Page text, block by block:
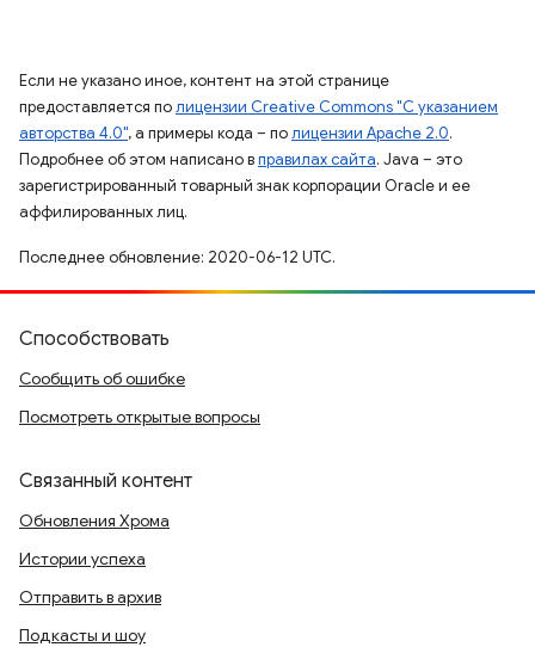
Если не указано иное, контент на этой странице
предоставляется полицензии Creative Commons "С указанием
авторства 4.0", а примеры кода – полицензии Apache 2.0.
Подробнее об этом написано вправилах сайта. Java – это
зарегистрированный товарный знак корпорации Oracle и ее
аффилированных лиц.
Последнее обновление: 2020-06-12 UTC.
Способствовать
Сообщить об ошибке
Посмотреть открытые вопросы
Связанный контент
Обновления Хрома
Истории успеха
Отправить в архив
Подкасты и шоу